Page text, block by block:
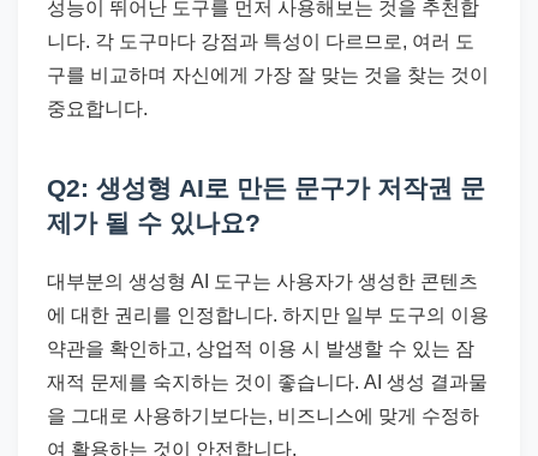
성능이 뛰어난 도구를 먼저 사용해보는 것을 추천합
니다. 각 도구마다 강점과 특성이 다르므로, 여러 도
구를 비교하며 자신에게 가장 잘 맞는 것을 찾는 것이
중요합니다.
Q2: 생성형 AI로 만든 문구가 저작권 문
제가 될 수 있나요?
대부분의 생성형 AI 도구는 사용자가 생성한 콘텐츠
에 대한 권리를 인정합니다. 하지만 일부 도구의 이용
약관을 확인하고, 상업적 이용 시 발생할 수 있는 잠
재적 문제를 숙지하는 것이 좋습니다. AI 생성 결과물
을 그대로 사용하기보다는, 비즈니스에 맞게 수정하
여 활용하는 것이 안전합니다.